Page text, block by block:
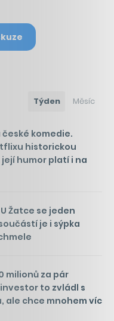
Týden Měsíc
české komedie.
historickou
její humor platí i na
Žatce se jeden
je i sýpka
milionů za pár
to zvládl s
ale chce mnohem víc